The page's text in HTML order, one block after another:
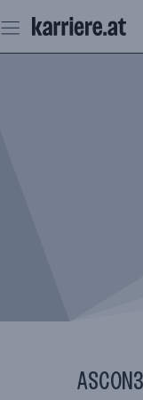
Seiteninhalt
springen